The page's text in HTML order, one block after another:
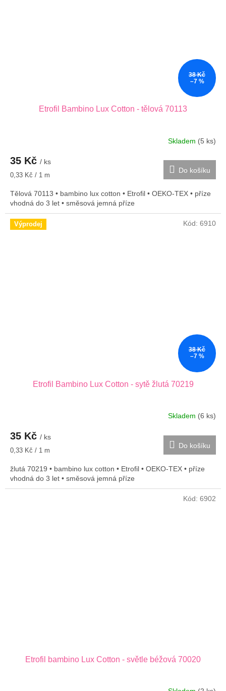
38 Kč
–7 %
Etrofil Bambino Lux Cotton - tělová 70113
Skladem (5 ks)
35 Kč / ks
Měrná
0,33 Kč / 1 m
Do košíku
Tělová 70113 • bambino lux cotton • Etrofil • OEKO-TEX • příze
vhodná do 3 let • směsová jemná příze
Výprodej
38 Kč
–7 %
Etrofil Bambino Lux Cotton - sytě žlutá 70219
Skladem (6 ks)
35 Kč / ks
Měrná
0,33 Kč / 1 m
Do košíku
žlutá 70219 • bambino lux cotton • Etrofil • OEKO-TEX • příze
vhodná do 3 let • směsová jemná příze
Kód: 6910
Etrofil bambino Lux Cotton - světle béžová 70020
Kód: 6902